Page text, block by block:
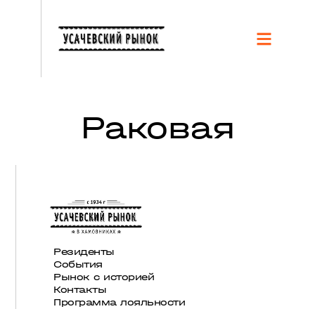
Раковая
Резиденты
События
Рынок с историей
Контакты
Программа лояльности